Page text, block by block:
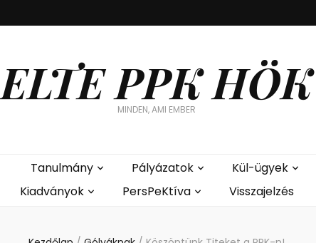
ELTE PPK HÖK
MINDEN, AMI EMBER
Tanulmány Pályázatok
Kül-ügyek
Kiadványok
PersPeKtíva Visszajelzés